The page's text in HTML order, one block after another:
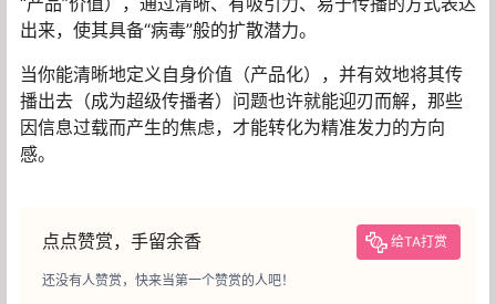
出来，使其具备“病毒”般的扩散潜力。
当你能清晰地定义自身价值（产品化），并有效地将其传
播出去（成为超级传播者）问题也许就能迎刃而解，那些
因信息过载而产生的焦虑，才能转化为精准发力的方向
感。
点点赞赏，手留余香 给TA打赏
还没有人赞赏，快来当第一个赞赏的人吧！